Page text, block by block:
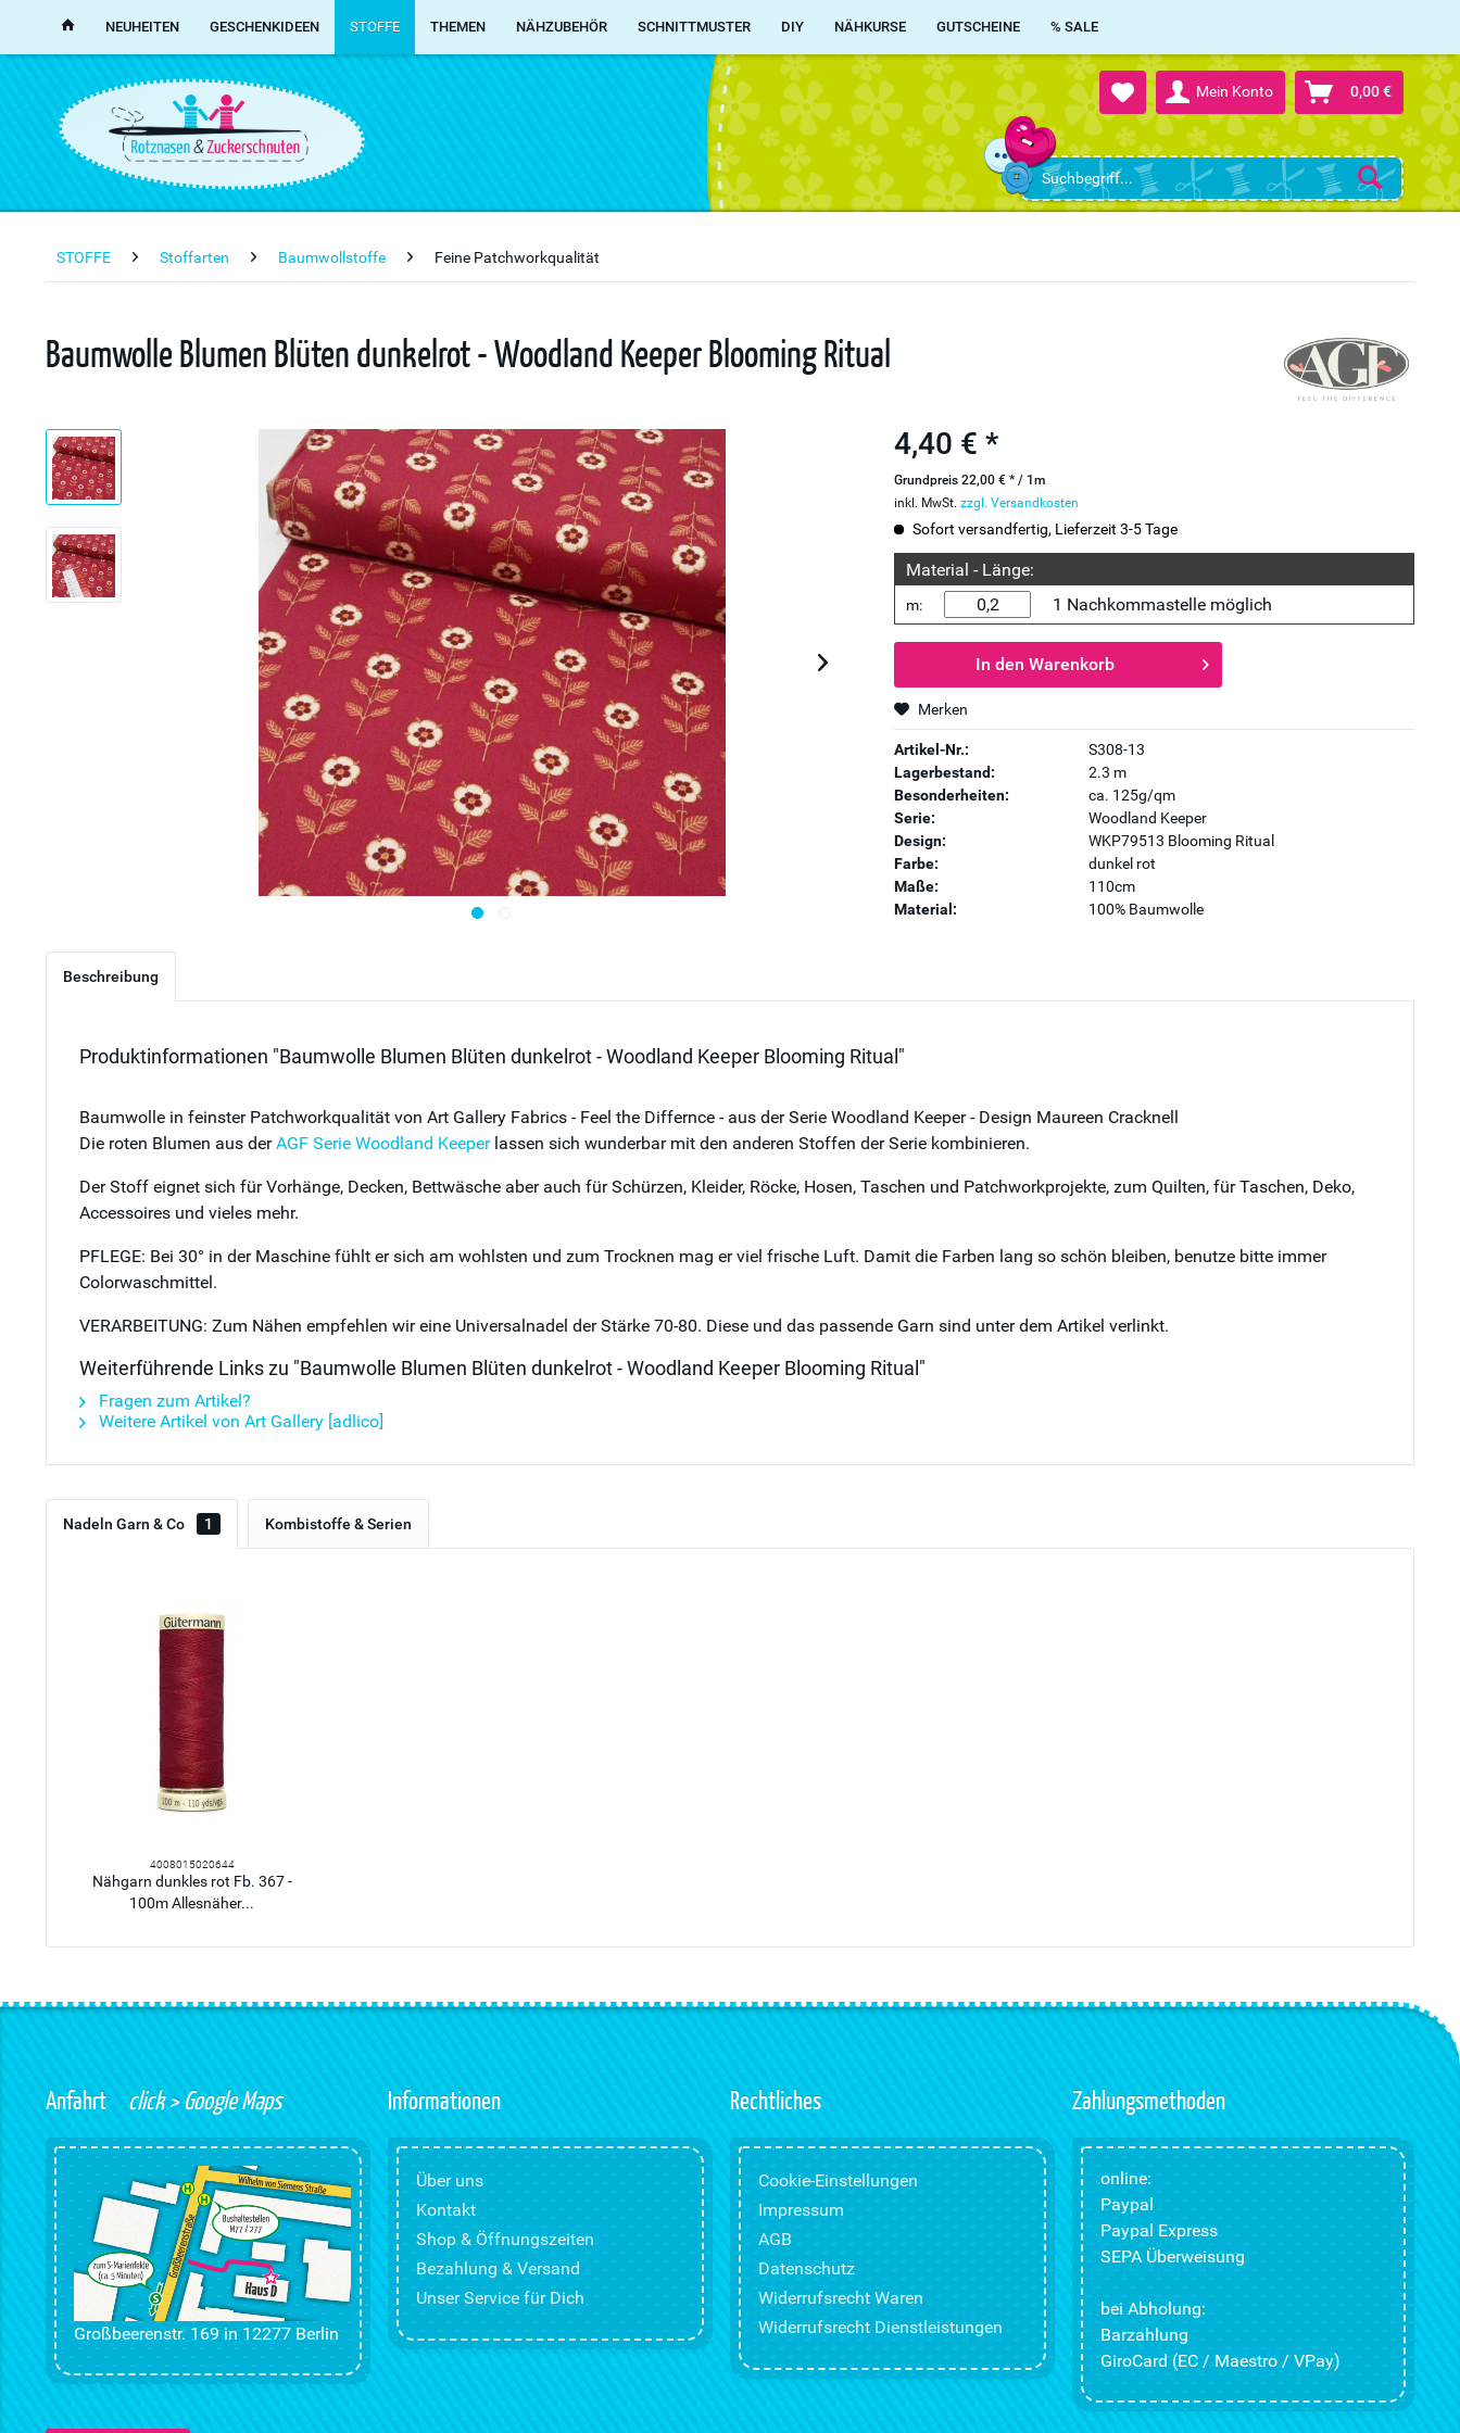
Mein Konto 0,00 €
NEUHEITEN GESCHENKIDEEN STOFFE THEMEN NÄHZUBEHÖR SCHNITTMUSTER DIY NÄHKURSE GUTSCHEINE % SALE
STOFFE Stoffarten Baumwollstoffe Feine Patchworkqualität
Baumwolle Blumen Blüten dunkelrot - Woodland Keeper Blooming Ritual
4,40 € *
Grundpreis 22,00 € * / 1m
inkl. MwSt.zzgl. Versandkosten
Sofort versandfertig, Lieferzeit 3-5 Tage
Material - Länge:
m: 1 Nachkommastelle möglich
In den Warenkorb
Merken
Artikel-Nr.:
S308-13
Lagerbestand:
2.3 m
Besonderheiten:
ca. 125g/qm
Serie:
Woodland Keeper
Design:
WKP79513 Blooming Ritual
Farbe:
dunkel rot
Maße:
110cm
Material:
100% Baumwolle
Beschreibung
Produktinformationen "Baumwolle Blumen Blüten dunkelrot - Woodland Keeper Blooming Ritual"
Baumwolle in feinster Patchworkqualität von Art Gallery Fabrics - Feel the Differnce - aus der Serie Woodland Keeper - Design Maureen Cracknell
Die roten Blumen aus derAGF Serie Woodland Keeperlassen sich wunderbar mit den anderen Stoffen der Serie kombinieren.
Der Stoff eignet sich für Vorhänge, Decken, Bettwäsche aber auch für Schürzen, Kleider, Röcke, Hosen, Taschen und Patchworkprojekte, zum Quilten, für Taschen, Deko,
Accessoires und vieles mehr.
PFLEGE: Bei 30° in der Maschine fühlt er sich am wohlsten und zum Trocknen mag er viel frische Luft. Damit die Farben lang so schön bleiben, benutze bitte immer
Colorwaschmittel.
VERARBEITUNG: Zum Nähen empfehlen wir eine Universalnadel der Stärke 70-80. Diese und das passende Garn sind unter dem Artikel verlinkt.
Weiterführende Links zu "Baumwolle Blumen Blüten dunkelrot - Woodland Keeper Blooming Ritual"
Fragen zum Artikel?
Weitere Artikel von Art Gallery [adlico]
Nadeln Garn & Co 1 Kombistoffe & Serien
4008015020644
Nähgarn dunkles rot Fb. 367 -
100m Allesnäher...
Anfahrt click > Google Maps
Großbeerenstr. 169 in 12277 Berlin
Informationen
Über uns
Kontakt
Shop & Öffnungszeiten
Bezahlung & Versand
Unser Service für Dich
Rechtliches
Cookie-Einstellungen
Impressum
AGB
Datenschutz
Widerrufsrecht Waren
Widerrufsrecht Dienstleistungen
Zahlungsmethoden
online:
Paypal
Paypal Express
SEPA Überweisung
bei Abholung:
Barzahlung
GiroCard (EC / Maestro / VPay)